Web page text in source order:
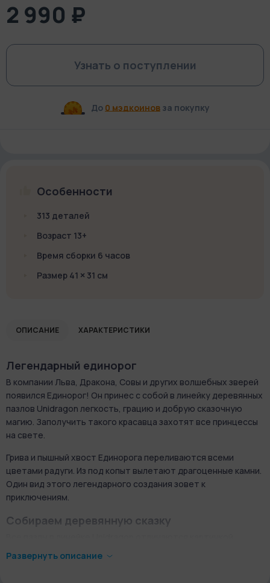
2 990 ₽
Узнать о поступлении
До 0 мэдкоиновза покупку
Особенности
313 деталей
Возраст 13+
Время сборки 6 часов
Размер 41 × 31 см
ОПИСАНИЕ ХАРАКТЕРИСТИКИ
Легендарный единорог
В компании Льва, Дракона, Совы и других волшебных зверей
появился Единорог! Он принес с собой в линейку деревянных
пазлов Unidragon легкость, грацию и добрую сказочную
магию. Заполучить такого красавца захотят все принцессы
на свете.
Грива и пышный хвост Единорога переливаются всеми
цветами радуги. Из под копыт вылетают драгоценные камни.
Один вид этого легендарного создания зовет к
приключениям.
Собираем деревянную сказку
формой, деталями и настроением. Во время сборки этого
уникального пазла вы перенесетесь в мир древних сказок и
Развернуть описание